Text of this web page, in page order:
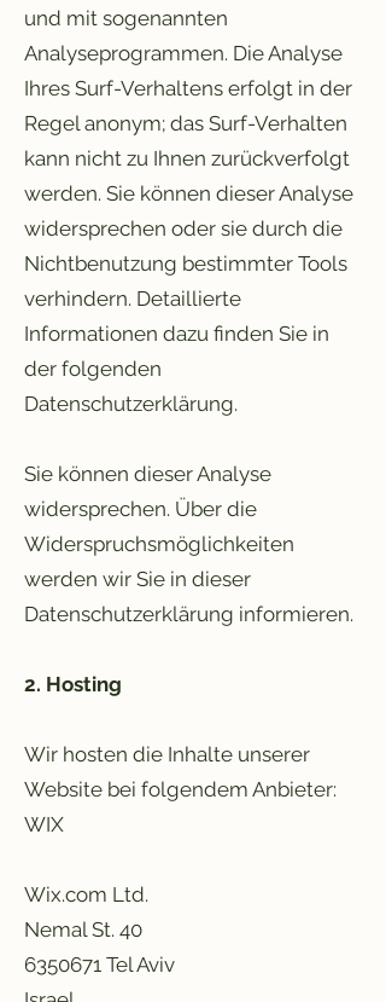
und mit sogenannten
Analyseprogrammen. Die Analyse
Ihres Surf-Verhaltens erfolgt in der
Regel anonym; das Surf-Verhalten
kann nicht zu Ihnen zurückverfolgt
werden. Sie können dieser Analyse
widersprechen oder sie durch die
Nichtbenutzung bestimmter Tools
verhindern. Detaillierte
Informationen dazu finden Sie in
der folgenden
Datenschutzerklärung.
Sie können dieser Analyse
widersprechen. Über die
Widerspruchsmöglichkeiten
werden wir Sie in dieser
Datenschutzerklärung informieren.
2. Hosting
Wir hosten die Inhalte unserer
Website bei folgendem Anbieter:
WIX
Wix.com Ltd.
Nemal St. 40
6350671 Tel Aviv